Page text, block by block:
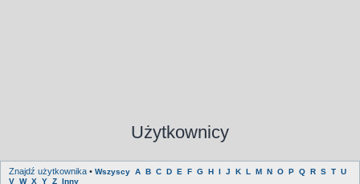
Użytkownicy
Znajdź użytkownika • Wszyscy A B C D E F G H I J K L M N O P Q R S T U
V W X Y Z Inny